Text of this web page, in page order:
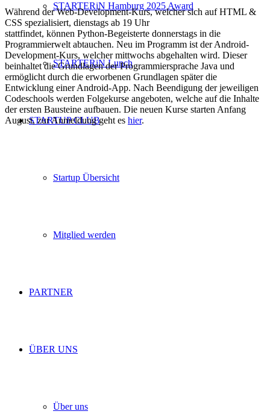
STARTERiN Hamburg 2025 Award
STARTERiN Lunch
STARTUP CLUB
Startup Übersicht
Mitglied werden
PARTNER
ÜBER UNS
Über uns
Während der Web-Development-Kurs, welcher sich auf HTML &
CSS spezialisiert, dienstags ab 19 Uhr
stattfindet, können Python-Begeisterte donnerstags in die
Programmierwelt abtauchen. Neu im Programm ist der Android-
Development-Kurs, welcher mittwochs abgehalten wird. Dieser
beinhaltet die Grundlagen der Programmiersprache Java und
ermöglicht durch die erworbenen Grundlagen später die
Entwicklung einer Android-App. Nach Beendigung der jeweiligen
Codeschools werden Folgekurse angeboten, welche auf die Inhalte
der ersten Bausteine aufbauen. Die neuen Kurse starten Anfang
August, zur Anmeldung geht es hier.